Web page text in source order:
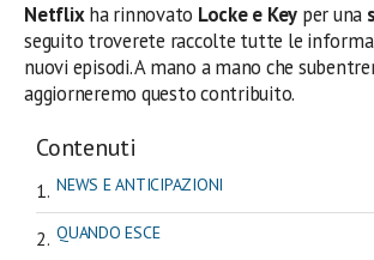
Netflixha rinnovato Locke e Key per una
seguito troverete raccolte tutte le
nuovi episodi. A mano a mano che
aggiorneremo questo contribuito.
Contenuti
NEWS E ANTICIPAZIONI
QUANDO ESCE